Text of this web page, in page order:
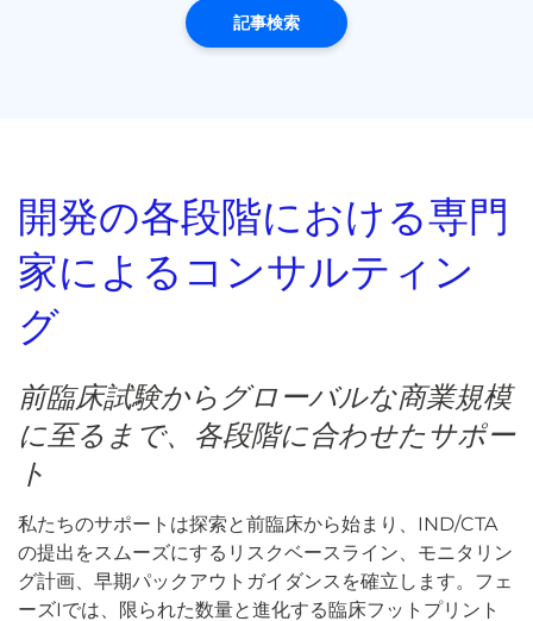
記事検索
開発の各段階における専門
家によるコンサルティン
グ
前臨床試験からグローバルな商業規模
に至るまで、各段階に合わせたサポー
ト
私たちのサポートは探索と前臨床から始まり、IND/CTA
の提出をスムーズにするリスクベースライン、モニタリン
グ計画、早期パックアウトガイダンスを確立します。フェ
ーズIでは、限られた数量と進化する臨床フットプリント